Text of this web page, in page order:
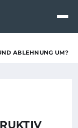
ABLEHNUNG UM?